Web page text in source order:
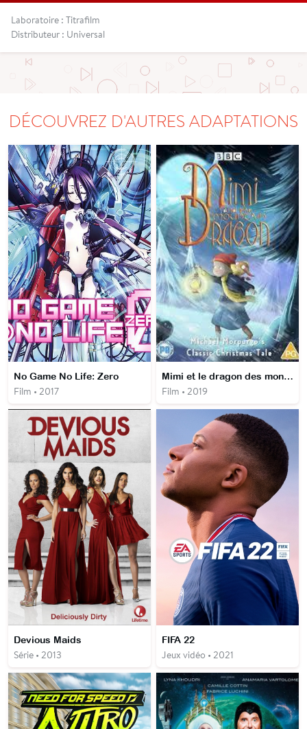
Laboratoire : Titrafilm
Distributeur : Universal
DÉCOUVREZ D'AUTRES ADAPTATIONS
No Game No Life: Zero
Film • 2017
Mimi et le dragon des montagnes
Film • 2019
Devious Maids
Série • 2013
FIFA 22
Jeux vidéo • 2021